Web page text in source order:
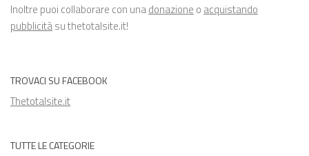
Inoltre puoi collaborare con unadonazione o acquistando
pubblicitàsu thetotalsite.it!
TROVACI SU FACEBOOK
Thetotalsite.it
TUTTE LE CATEGORIE